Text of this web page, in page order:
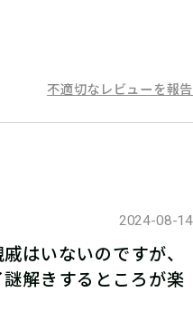
不適切なレビューを報告
2024-08-14
はいないのですが、
解きするところが楽